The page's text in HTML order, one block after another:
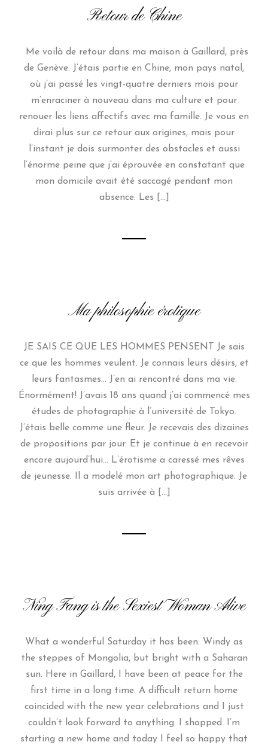
Retour de Chine
Me voilà de retour dans ma maison à Gaillard, près
de Genève. J’étais partie en Chine, mon pays natal,
où j’ai passé les vingt-quatre derniers mois pour
m’enraciner à nouveau dans ma culture et pour
renouer les liens affectifs avec ma famille. Je vous en
dirai plus sur ce retour aux origines, mais pour
l’instant je dois surmonter des obstacles et aussi
l’énorme peine que j’ai éprouvée en constatant que
mon domicile avait été saccagé pendant mon
absence. Les […]
Ma philosophie érotique
JE SAIS CE QUE LES HOMMES PENSENT Je sais
ce que les hommes veulent. Je connais leurs désirs, et
leurs fantasmes… J’en ai rencontré dans ma vie.
Énormément! J’avais 18 ans quand j’ai commencé mes
études de photographie à l’université de Tokyo.
J’étais belle comme une fleur. Je recevais des dizaines
de propositions par jour. Et je continue à en recevoir
encore aujourd’hui… L’érotisme a caressé mes rêves
de jeunesse. Il a modelé mon art photographique. Je
suis arrivée à […]
Ning Fang is the Sexiest Woman Alive
What a wonderful Saturday it has been. Windy as
the steppes of Mongolia, but bright with a Saharan
sun. Here in Gaillard, I have been at peace for the
first time in a long time. A difficult return home
coincided with the new year celebrations and I just
couldn’t look forward to anything. I shopped. I’m
starting a new home and today I feel so happy that